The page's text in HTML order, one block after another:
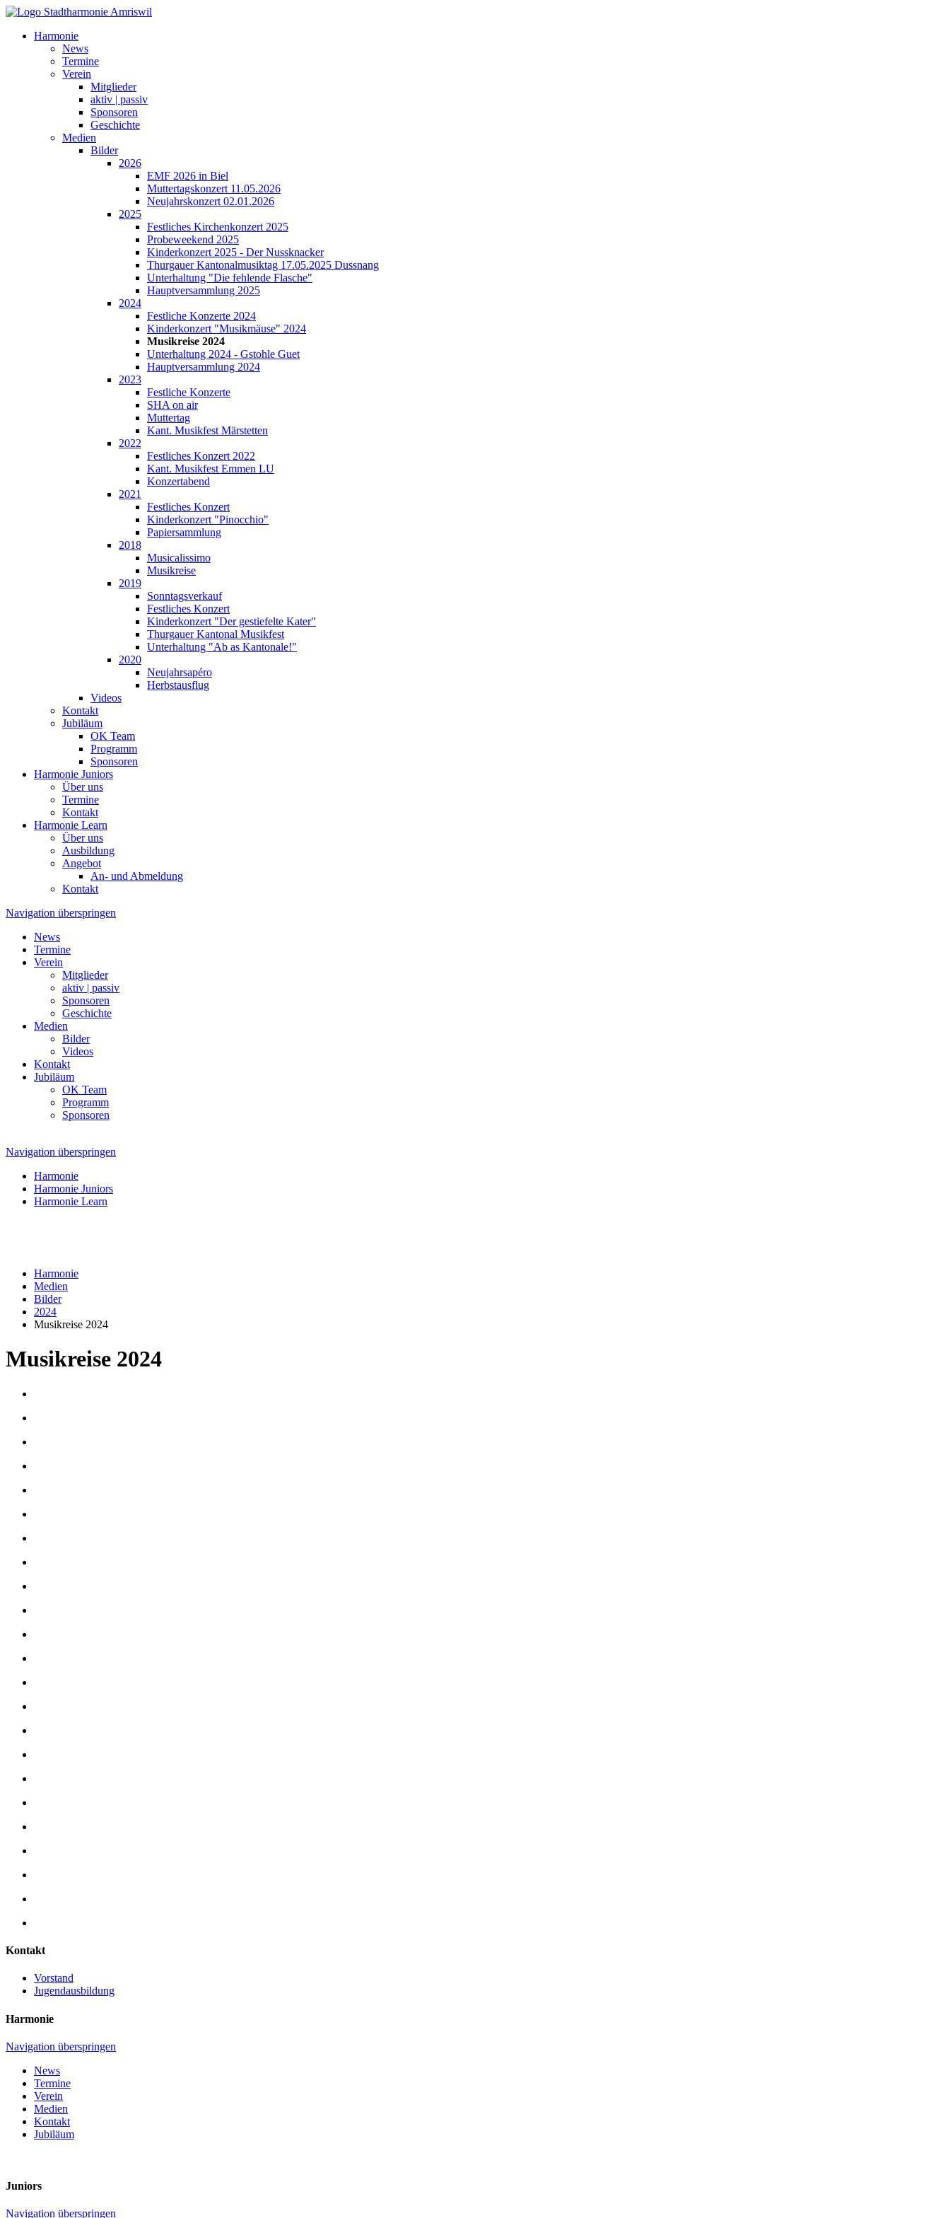
Harmonie
News
Termine
Verein
Mitglieder
aktiv | passiv
Sponsoren
Geschichte
Medien
Bilder
2026
EMF 2026 in Biel
Muttertagskonzert 11.05.2026
Neujahrskonzert 02.01.2026
2025
Festliches Kirchenkonzert 2025
Probeweekend 2025
Kinderkonzert 2025 - Der Nussknacker
Thurgauer Kantonalmusiktag 17.05.2025 Dussnang
Unterhaltung "Die fehlende Flasche"
Hauptversammlung 2025
2024
Festliche Konzerte 2024
Kinderkonzert "Musikmäuse" 2024
Musikreise 2024
Unterhaltung 2024 - Gstohle Guet
Hauptversammlung 2024
2023
Festliche Konzerte
SHA on air
Muttertag
Kant. Musikfest Märstetten
2022
Festliches Konzert 2022
Kant. Musikfest Emmen LU
Konzertabend
2021
Festliches Konzert
Kinderkonzert "Pinocchio"
Papiersammlung
2018
Musicalissimo
Musikreise
2019
Sonntagsverkauf
Festliches Konzert
Kinderkonzert "Der gestiefelte Kater"
Thurgauer Kantonal Musikfest
Unterhaltung "Ab as Kantonale!"
2020
Neujahrsapéro
Herbstausflug
Videos
Kontakt
Jubiläum
OK Team
Programm
Sponsoren
Harmonie Juniors
Über uns
Termine
Kontakt
Harmonie Learn
Über uns
Ausbildung
Angebot
An- und Abmeldung
Kontakt
Navigation überspringen
News
Termine
Verein
Mitglieder
aktiv | passiv
Sponsoren
Geschichte
Medien
Bilder
Videos
Kontakt
Jubiläum
OK Team
Programm
Sponsoren
Navigation überspringen
Harmonie
Harmonie Juniors
Harmonie Learn
Harmonie
Medien
Bilder
2024
Musikreise 2024
Musikreise 2024
Kontakt
Vorstand
Jugendausbildung
Harmonie
Navigation überspringen
News
Termine
Verein
Medien
Kontakt
Jubiläum
Juniors
Navigation überspringen